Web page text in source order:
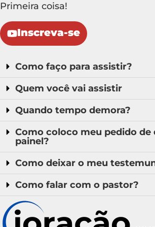
Primeira coisa!
Inscreva-se
Como faço para assistir?
Quem você vai assistir
Quando tempo demora?
Como coloco meu pedido de
painel?
Como deixar o meu
Como falar com o pastor?